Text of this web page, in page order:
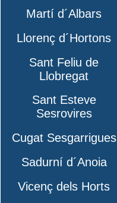
Martí d´Albars
Llorenç d´Hortons
Sant Feliu de
Llobregat
Sant Esteve
Sesrovires
Cugat Sesgarrigues
Sadurní d´Anoia
Vicenç dels Horts